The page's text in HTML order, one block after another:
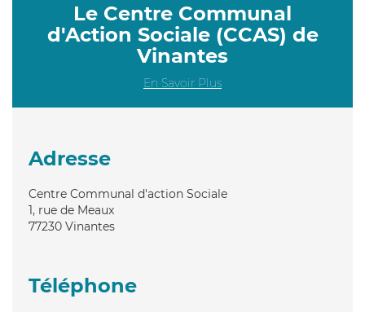
Le Centre Communal
d'Action Sociale (CCAS) de
Vinantes
En Savoir Plus
Adresse
Centre Communal d'action Sociale
1, rue de Meaux
77230 Vinantes
Téléphone